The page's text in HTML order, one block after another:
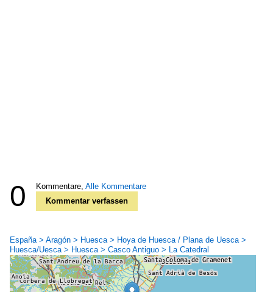
0 Kommentare, Alle Kommentare
Kommentar verfassen
España > Aragón > Huesca > Hoya de Huesca / Plana de Uesca >
Huesca/Uesca > Huesca > Casco Antiguo > La Catedral